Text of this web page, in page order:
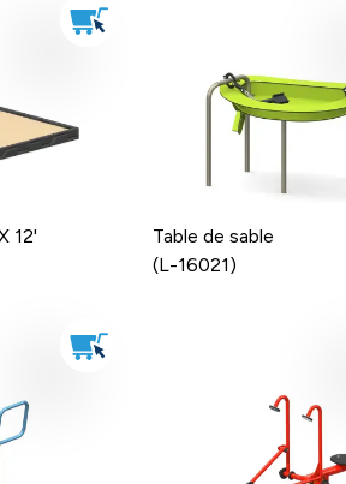
12'
Table de sable
(L-16021)